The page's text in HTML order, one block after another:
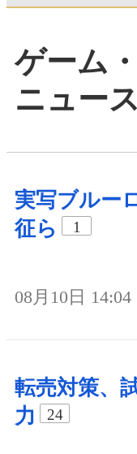
ゲーム
ニュース
実写ブルー
征ら
1
08月10日 14:04
転売対策、
力
24